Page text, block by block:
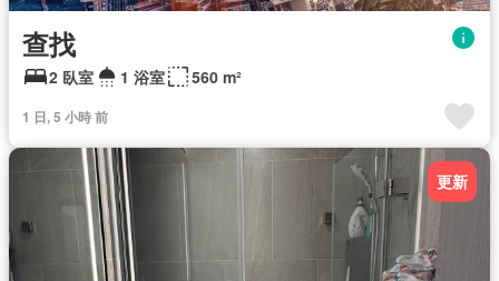
查找
2 臥室 1 浴室 560 m²
1 日, 5 小時 前
更新